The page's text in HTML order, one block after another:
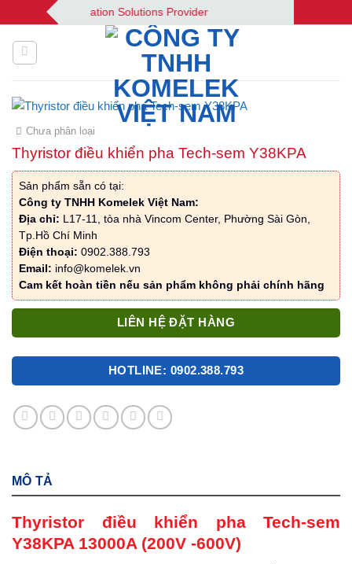
qua
nội
dung
| Your Automation Solutions Provider
Chưa phân loại
Thyristor điều khiển pha Tech-sem Y38KPA
Sản phẩm sẵn có tại:
Công ty TNHH Komelek Việt Nam:
Địa chỉ: L17-11, tòa nhà Vincom Center, Phường Sài Gòn,
Tp.Hồ Chí Minh
Điện thoại: 0902.388.793
Email: info@komelek.vn
Cam kết hoàn tiền nếu sản phẩm không phải chính hãng
LIÊN HỆ ĐẶT HÀNG
HOTLINE: 0902.388.793
MÔ TẢ
Thyristor điều khiển pha Tech-sem
Y38KPA 13000A (200V -600V)